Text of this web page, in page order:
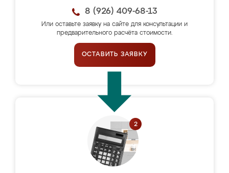
8 (926) 409-68-13
Или оставьте заявку на сайте для консультации и
предварительного расчёта стоимости.
ОСТАВИТЬ ЗАЯВКУ